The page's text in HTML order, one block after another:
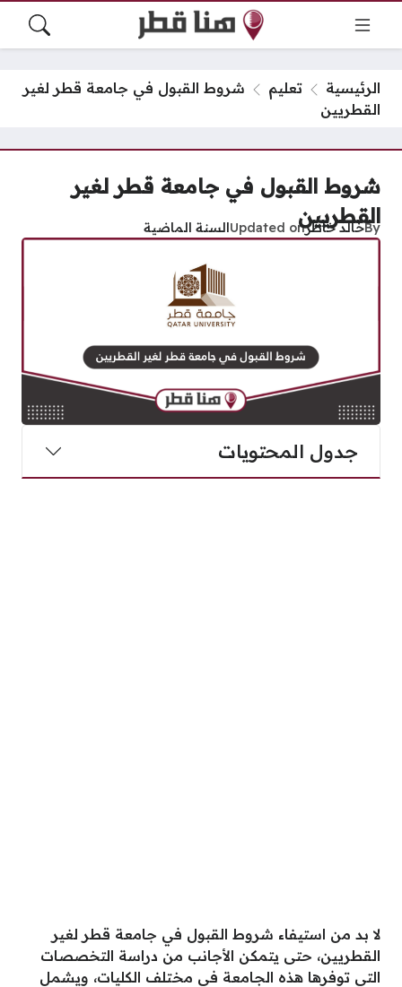
الرئيسية تعليم
شروط القبول في جامعة قطر لغير
القطريين
شروط القبول في جامعة قطر لغير
القطريينByخالد خاطرUpdated onالسنة الماضية
جدول المحتويات
لا بد من استيفاء شروط القبول في جامعة قطر لغير
القطريين، حتى يتمكن الأجانب من دراسة التخصصات
التي توفرها هذه الجامعة في مختلف الكليات، ويشمل